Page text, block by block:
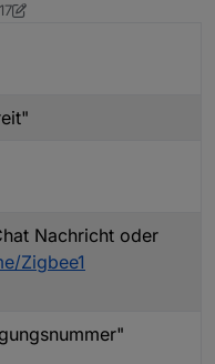
Nachricht oder
Zigbee1